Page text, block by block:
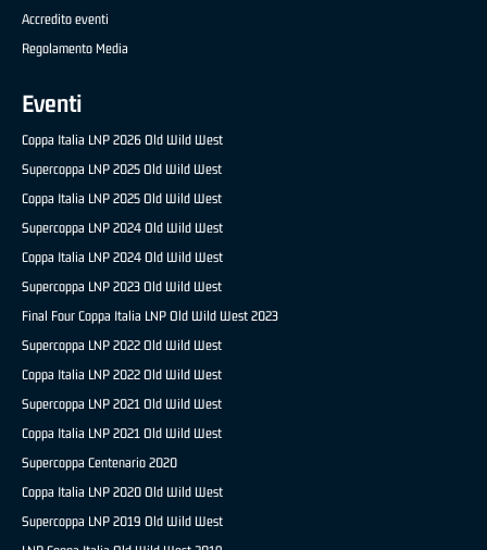
Accredito eventi
Regolamento Media
Eventi
Coppa Italia LNP 2026 Old Wild West
Supercoppa LNP 2025 Old Wild West
Coppa Italia LNP 2025 Old Wild West
Supercoppa LNP 2024 Old Wild West
Coppa Italia LNP 2024 Old Wild West
Supercoppa LNP 2023 Old Wild West
Final Four Coppa Italia LNP Old Wild West 2023
Supercoppa LNP 2022 Old Wild West
Coppa Italia LNP 2022 Old Wild West
Supercoppa LNP 2021 Old Wild West
Coppa Italia LNP 2021 Old Wild West
Supercoppa Centenario 2020
Coppa Italia LNP 2020 Old Wild West
Supercoppa LNP 2019 Old Wild West